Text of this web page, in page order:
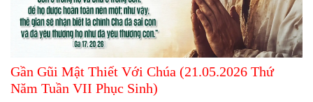
Gần Gũi Mật Thiết Với Chúa (21.05.2026 Thứ
Năm Tuần VII Phục Sinh)